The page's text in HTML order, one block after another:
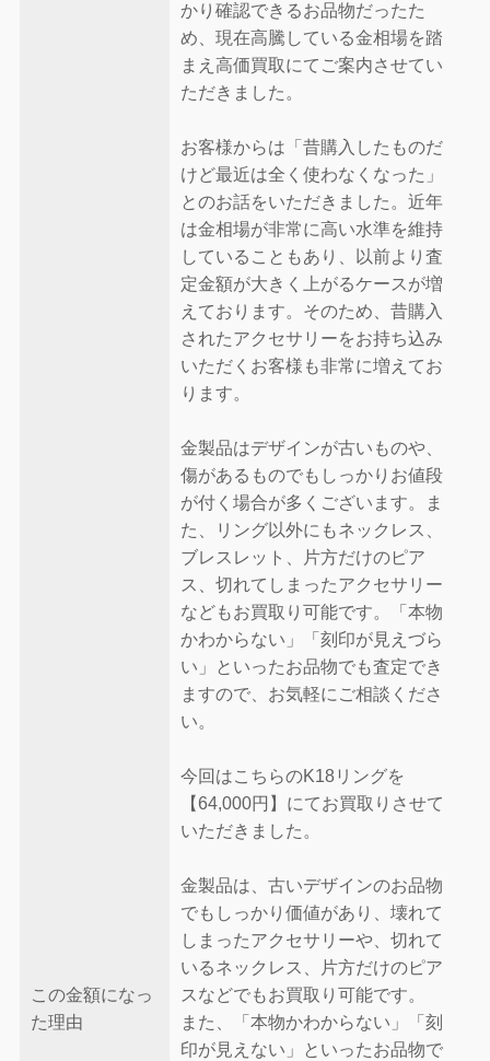
この金額になっ
た理由
かり確認できるお品物だったた
め、現在高騰している金相場を踏
まえ高価買取にてご案内させてい
ただきました。
お客様からは「昔購入したものだ
けど最近は全く使わなくなった」
とのお話をいただきました。近年
は金相場が非常に高い水準を維持
していることもあり、以前より査
定金額が大きく上がるケースが増
えております。そのため、昔購入
されたアクセサリーをお持ち込み
いただくお客様も非常に増えてお
ります。
金製品はデザインが古いものや、
傷があるものでもしっかりお値段
が付く場合が多くございます。ま
た、リング以外にもネックレス、
ブレスレット、片方だけのピア
ス、切れてしまったアクセサリー
などもお買取り可能です。「本物
かわからない」「刻印が見えづら
い」といったお品物でも査定でき
ますので、お気軽にご相談くださ
い。
今回はこちらのK18リングを
【64,000円】にてお買取りさせて
いただきました。
金製品は、古いデザインのお品物
でもしっかり価値があり、壊れて
しまったアクセサリーや、切れて
いるネックレス、片方だけのピア
スなどでもお買取り可能です。
また、「本物かわからない」「刻
印が見えない」といったお品物で